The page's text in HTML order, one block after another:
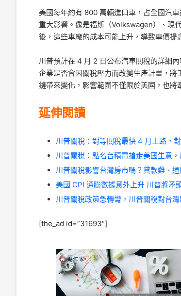
美國每年約有 800 萬輛進口車，占全國汽
重大影響。像是福斯（Volkswagen）、現
後，這些車廠的成本可能上升，導致車價提
川普預計在 4 月 2 日公布汽車關稅的詳細
企業是否會因關稅壓力而改變生產計畫，
鏈帶來變化，影響範圍不僅限於美國，也將
延伸閱讀
川普關稅：對等關稅最快 4 月上路，
川普關稅：點名台積電搶走美國生意
川普關稅影響台灣房市嗎？貸款難、
美國 CPI 通膨數據意外上升 川普將矛
川普關稅政策急轉彎，川普關稅對台
[the_ad id=”31693″]